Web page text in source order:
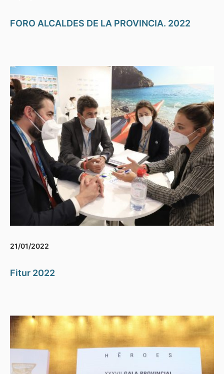
FORO ALCALDES DE LA PROVINCIA. 2022
21/01/2022
Fitur 2022